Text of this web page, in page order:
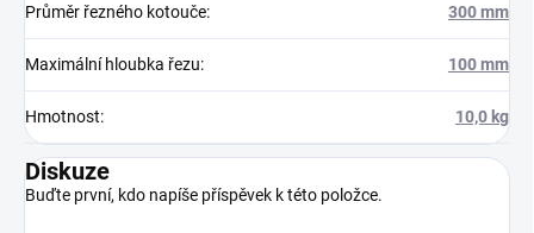
Průměr řezného kotouče: 300 mm
Maximální hloubka řezu: 100 mm
Hmotnost: 10,0 kg
Diskuze
Buďte první, kdo napíše příspěvek k této položce.